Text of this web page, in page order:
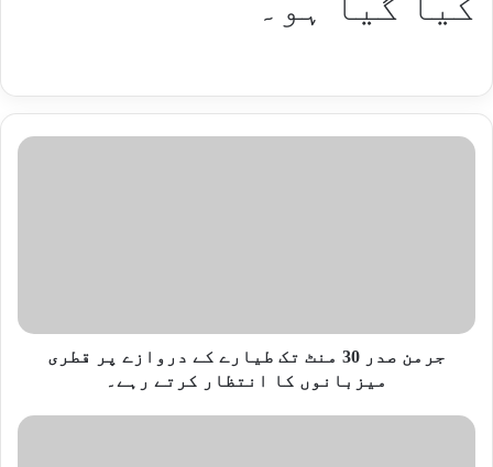
جرمن صدر 30 منٹ تک طیارے کے دروازے پر قطری
میزبانوں کا انتظار کرتے رہے۔